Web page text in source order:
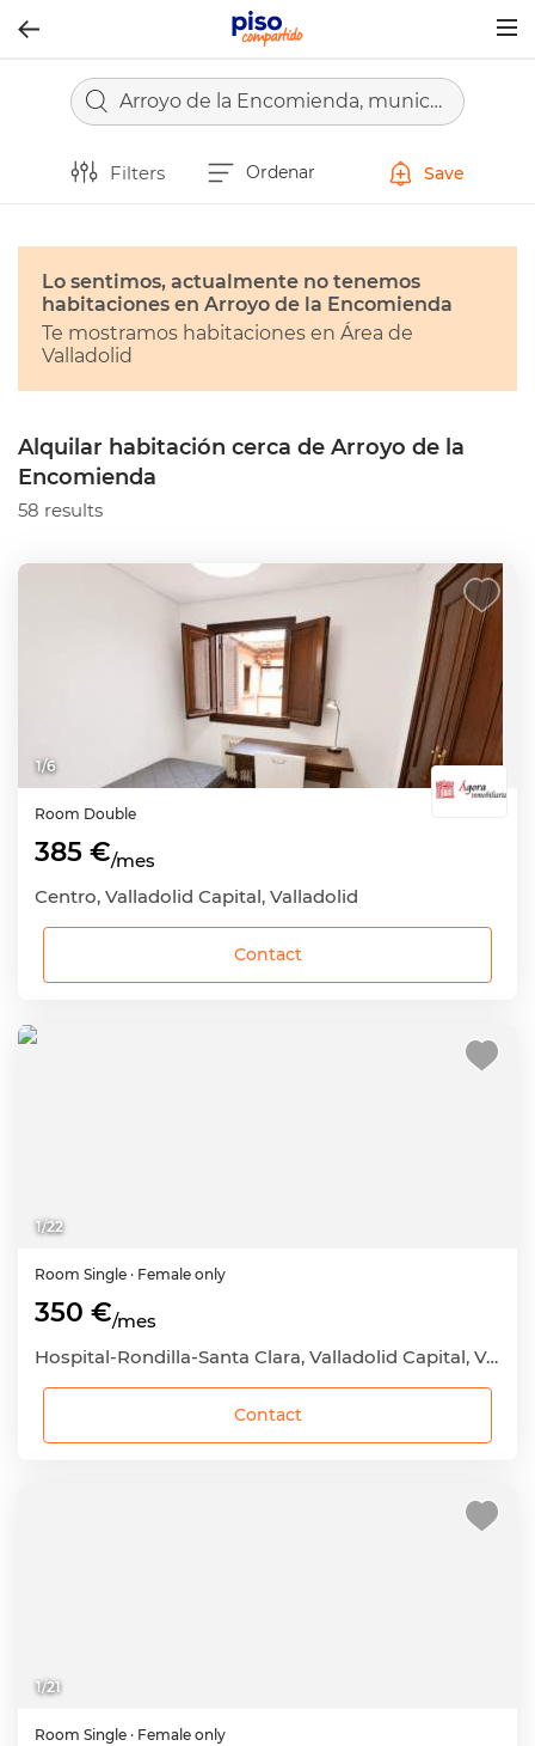
Arroyo de la Encomienda, municipio de Valladolid
Filters Ordenar Save
Lo sentimos, actualmente no tenemos
habitaciones en Arroyo de la Encomienda
Te mostramos habitaciones en Área de
Valladolid
Alquilar habitación cerca de Arroyo de la
Encomienda
58 results
1/6
Room Double
385 €/mes
Centro, Valladolid Capital, Valladolid
Contact
1/22
Room Single · Female only
350 €/mes
Hospital-Rondilla-Santa Clara, Valladolid Capital, Valladolid
Contact
1/21
Room Single · Female only